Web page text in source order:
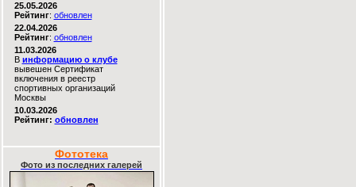
25.05.2026
Рейтинг: обновлен
22.04.2026
Рейтинг: обновлен
11.03.2026
В информацию о клубе
вывешен Сертификат
включения в реестр
спортивных организаций
Москвы
10.03.2026
Рейтинг: обновлен
Фототека
Фото из последних галерей